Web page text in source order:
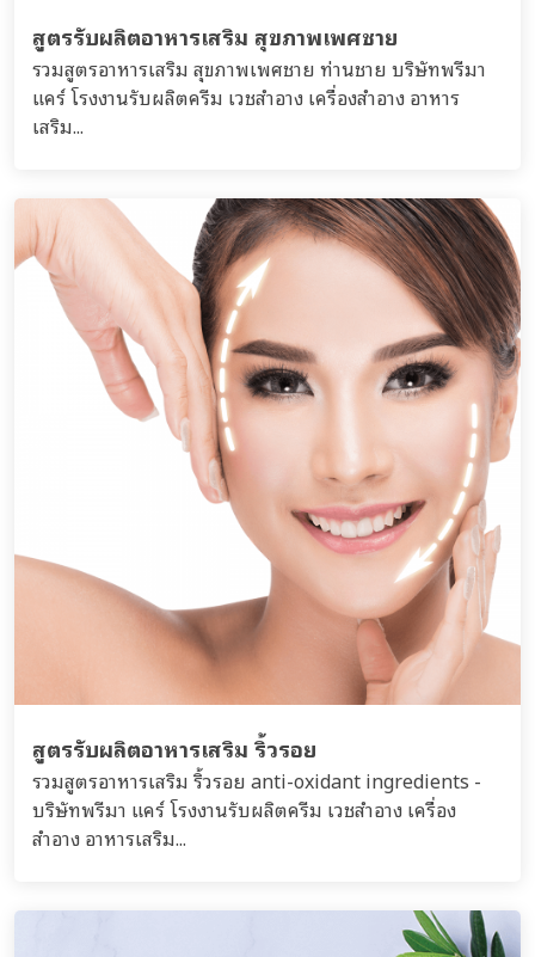
สูตรรับผลิตอาหารเสริม สุขภาพเพศชาย
รวมสูตรอาหารเสริม สุขภาพเพศชาย ท่านชาย บริษัทพรีมา
แคร์ โรงงานรับผลิตครีม เวชสำอาง เครื่องสำอาง อาหาร
เสริม...
สูตรรับผลิตอาหารเสริม ริ้วรอย
รวมสูตรอาหารเสริม ริ้วรอย anti-oxidant ingredients -
บริษัทพรีมา แคร์ โรงงานรับผลิตครีม เวชสำอาง เครื่อง
สำอาง อาหารเสริม...